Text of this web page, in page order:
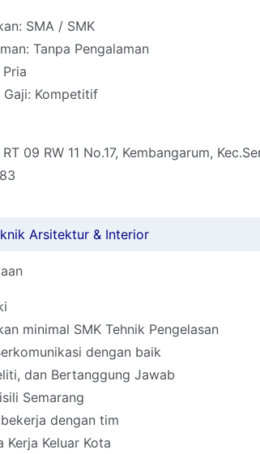
SMA / SMK
Tanpa Pengalaman
Gaji: Kompetitif
09 RW 11 No.17, Kembangarum,
Arsitektur & Interior
minimal SMK Tehnik Pengelasan
dengan baik
dan Bertanggung Jawab
Semarang
dengan tim
Kerja Keluar Kota